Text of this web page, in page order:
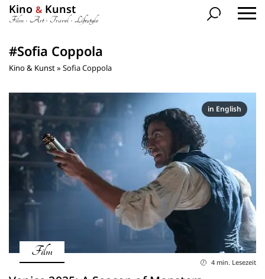
Kino & Kunst
Film • Art • Travel • Lifestyle
#Sofia Coppola
Kino & Kunst» Sofia Coppola
in English
Film
4 min. Lesezeit